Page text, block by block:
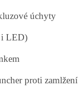
úchyty
LED)
proti zamlžení